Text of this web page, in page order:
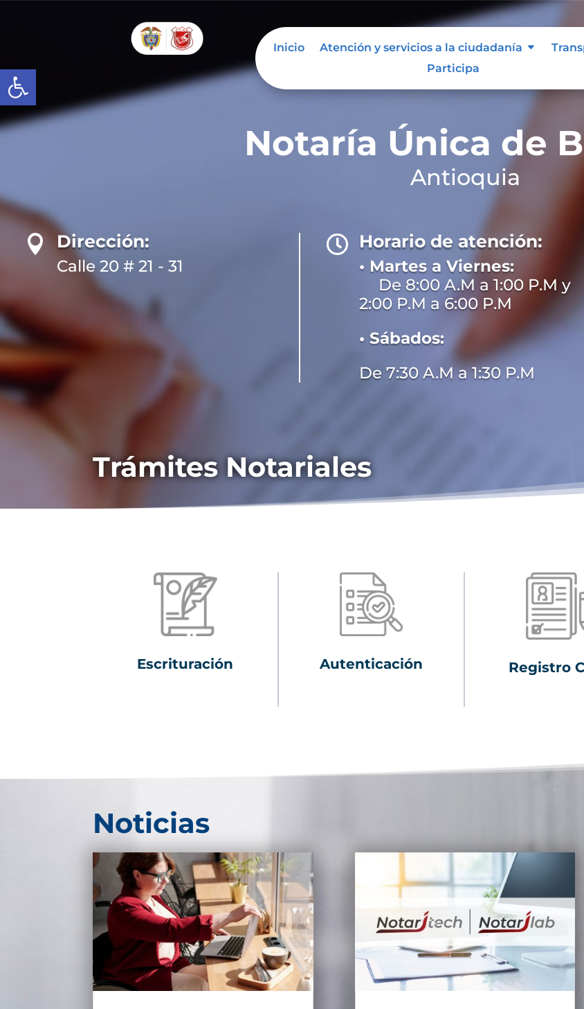
Abrir barra de herramientas
Inicio Atención y servicios a la ciudadanía
Participa
Notaría Única de
Antioquia
 Dirección:
Calle 20 # 21 - 31
 Horario de atención:
• Martes a Viernes:
De 8:00 A.M a 1:00 P.M y
2:00 P.M a 6:00 P.M
• Sábados:
De 7:30 A.M a 1:30 P.M
Trámites Notariales
Escrituración Autenticación Registro
Noticias